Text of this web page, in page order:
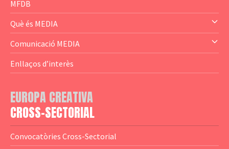
— Business Cluster
— Audience Cluster
— Altres
MFDB
Què és MEDIA
— El subprograma MEDIA
— Agència Executiva
— Logotips
Comunicació MEDIA
— Estrenes a Catalunya
— Notícies
— Guies MEDIA
Enllaços d’interès
EUROPA CREATIVA
CROSS-SECTORIAL
Convocatòries Cross-Sectorial